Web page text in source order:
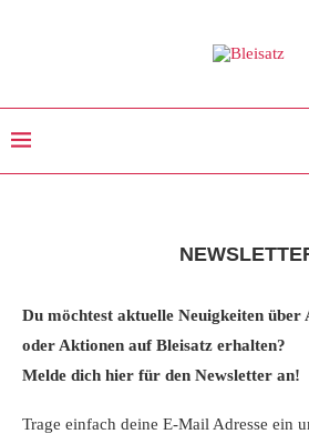
Du möchtest aktuelle Neuigkeiten über
oder Aktionen auf Bleisatz erhalten?
Melde dich hier für den Newsletter an!
Trage einfach deine E-Mail Adresse ein